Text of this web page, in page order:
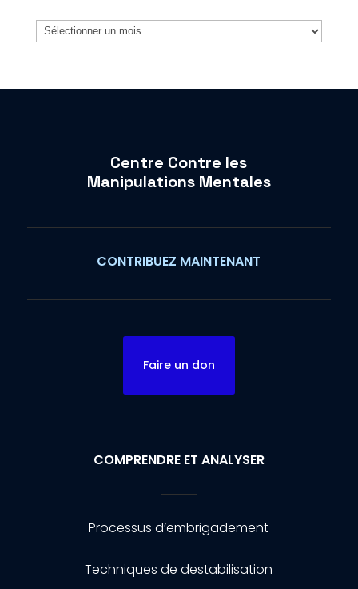
Archives
Centre Contre les
Manipulations Mentales
CONTRIBUEZ MAINTENANT
Faire un don
COMPRENDRE ET ANALYSER
Processus d’embrigadement
Techniques de destabilisation